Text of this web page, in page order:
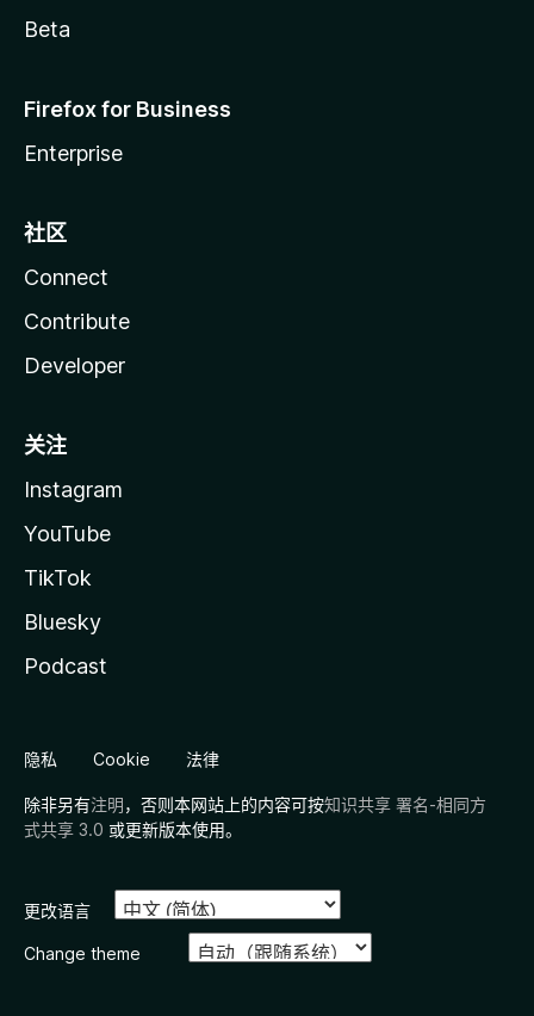
Beta
Firefox for Business
Enterprise
社区
Connect
Contribute
Developer
关注
Instagram
YouTube
TikTok
Bluesky
Podcast
隐私 Cookie 法律
除非另有注明，否则本网站上的内容可按知识共享 署名-相同方
式共享 3.0 或更新版本使用。
更改语言
Change theme